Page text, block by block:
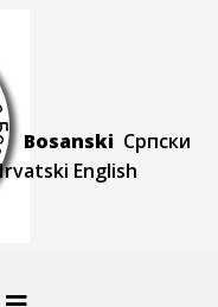
Bosanski Српски
English